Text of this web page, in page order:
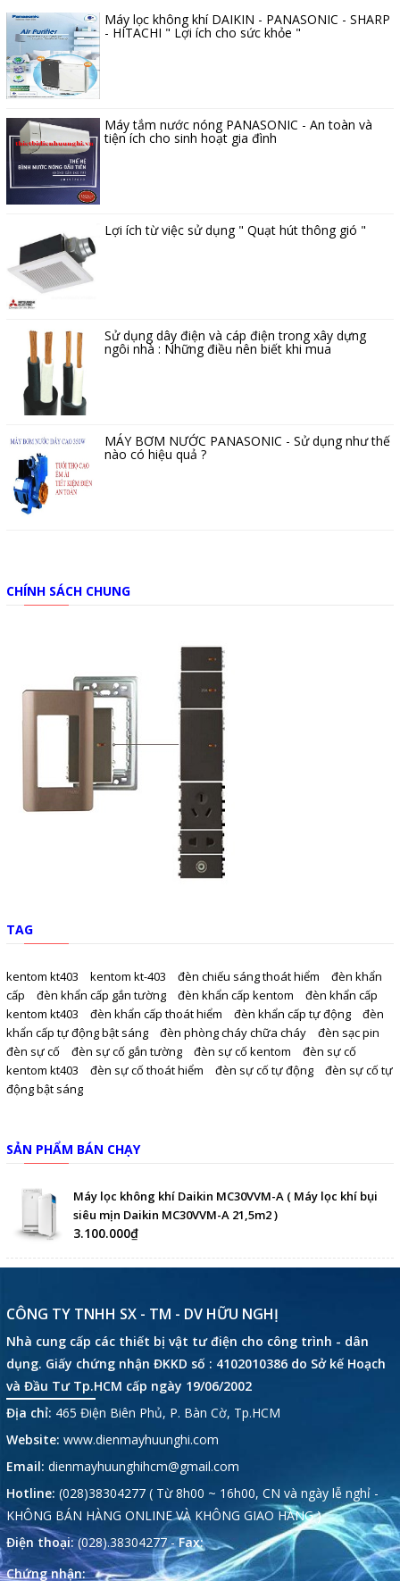
Máy lọc không khí DAIKIN - PANASONIC - SHARP
- HITACHI " Lợi ích cho sức khỏe "
Máy tắm nước nóng PANASONIC - An toàn và
tiện ích cho sinh hoạt gia đình
Lợi ích từ việc sử dụng " Quạt hút thông gió "
Sử dụng dây điện và cáp điện trong xây dựng
ngôi nhà : Những điều nên biết khi mua
MÁY BƠM NƯỚC PANASONIC - Sử dụng như thế
nào có hiệu quả ?
CHÍNH SÁCH CHUNG
TAG
kentom kt403 kentom kt-403 đèn chiếu sáng thoát hiểm
đèn khẩn
cấp
đèn khẩn cấp gắn tường đèn khẩn cấp kentom
đèn khẩn cấp
kentom kt403
đèn khẩn cấp thoát hiểm đèn khẩn cấp tự động
đèn
khẩn cấp tự động bật sáng
đèn phòng cháy chữa cháy
đèn sạc pin
đèn sự cố
đèn sự cố gắn tường đèn sự cố kentom
đèn sự cố
kentom kt403
đèn sự cố thoát hiểm đèn sự cố tự động
đèn sự cố tự
động bật sáng
SẢN PHẨM BÁN CHẠY
Máy lọc không khí Daikin MC30VVM-A ( Máy lọc khí bụi
siêu mịn Daikin MC30VVM-A 21,5m2 )
3.100.000₫
CÔNG TY TNHH SX - TM - DV HỮU NGHỊ
Nhà cung cấp các thiết bị vật tư điện cho công trình - dân
dụng. Giấy chứng nhận ĐKKD số : 4102010386 do Sở kế Hoạch
và Đầu Tư Tp.HCM cấp ngày 19/06/2002
Địa chỉ: 465 Điện Biên Phủ, P. Bàn Cờ, Tp.HCM
Website: www.dienmayhuunghi.com
Email: dienmayhuunghihcm@gmail.com
Hotline: (028)38304277 ( Từ 8h00 ~ 16h00, CN và ngày lễ nghỉ -
KHÔNG BÁN HÀNG ONLINE VÀ KHÔNG GIAO HÀNG )
Điện thoại:(028).38304277 -Fax:
Chứng nhận: